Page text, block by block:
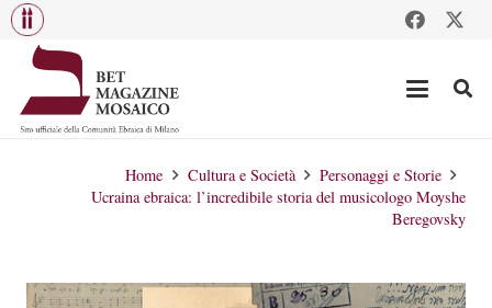
Home Cultura e Società
Personaggi e Storie
Ucraina ebraica: l’incredibile storia del musicologo Moyshe
Beregovsky